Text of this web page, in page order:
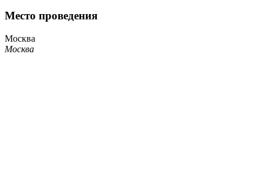
Место проведения
Москва
Москва